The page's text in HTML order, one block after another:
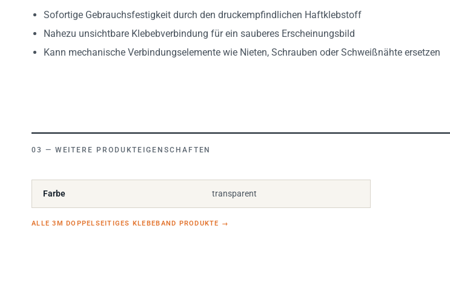
Sofortige Gebrauchsfestigkeit durch den druckempfindlichen Haftklebstoff
Nahezu unsichtbare Klebebverbindung für ein sauberes Erscheinungsbild
Kann mechanische Verbindungselemente wie Nieten, Schrauben oder Schweißnähte ersetzen
WEITERE PRODUKTEIGENSCHAFTEN
Farbe transparent
ALLE 3M DOPPELSEITIGES KLEBEBAND PRODUKTE